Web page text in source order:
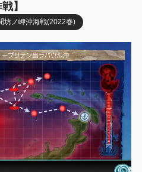
】
坊ノ岬沖海戦(2022春)